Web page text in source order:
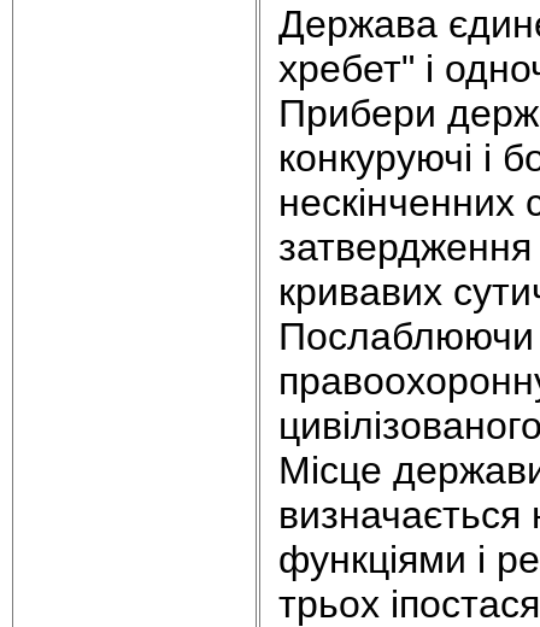
Держава
хребет" і
Прибери
конкуруючі і
нескінченних
кривавих
Послаблюючи
Місце
визначається
функціями і
трьох